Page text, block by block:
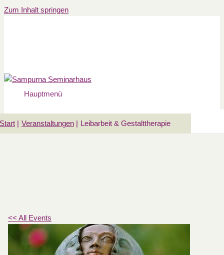
Zum Inhalt springen
Hauptmenü
Start Veranstaltungen Leibarbeit & Gestalttherapie
<< All Events